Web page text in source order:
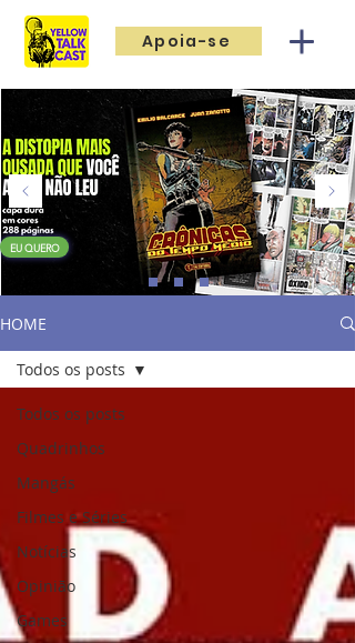
Apoia-se
EU QUERO
HOME
Todos os posts
Quadrinhos
Mangás
Filmes e Séries
Notícias
Opinião
Games
Todos os posts